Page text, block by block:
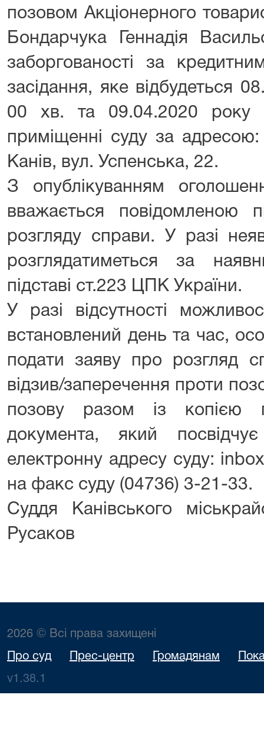
позовом Акціонерного
Бондарчука Геннадія
заборгованості за
засідання, яке відбудеться
00 хв. та 09.04.2020
приміщенні суду за
Канів, вул. Успенська, 22.
З опублікуванням
вважається повідомленою
розгляду справи. У разі
розглядатиметься за
підставі ст.223 ЦПК України.
У разі відсутності
встановлений день та час,
подати заяву про розгляд
відзив/заперечення проти
позову разом із копією
документа, який
електронну адресу суду:
на факс суду (04736) 3-21-33.
Суддя Канівського
Русаков
2026 © Всі права захищені
Про суд Прес-центр Громадянам
v1.38.1